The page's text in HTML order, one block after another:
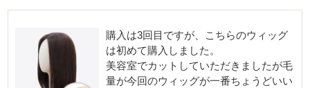
購入は3回目ですが、こちらのウィッグ
は初めて購入しました。
美容室でカットしていただきましたが毛
量が今回のウィッグが一番ちょうどいい